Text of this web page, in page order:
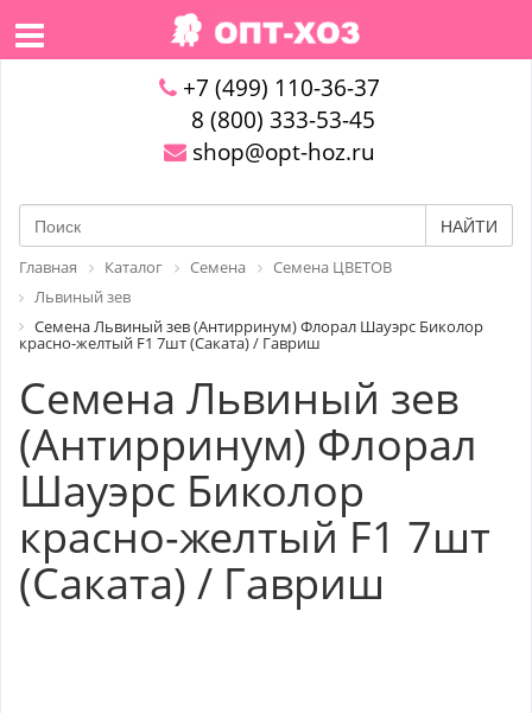
+7 (499) 110-36-37
8 (800) 333-53-45
shop@opt-hoz.ru
НАЙТИ
Главная Каталог Семена
Семена ЦВЕТОВ
Львиный зев
Семена Львиный зев (Антирринум) Флорал Шауэрс Биколор
красно-желтый F1 7шт (Саката) / Гавриш
Семена Львиный зев
(Антирринум) Флорал
Шауэрс Биколор
красно-желтый F1 7шт
(Саката) / Гавриш